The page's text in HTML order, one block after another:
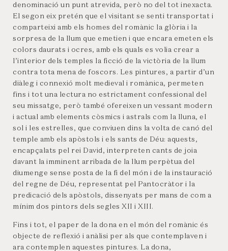
denominació un punt atrevida, però no del tot inexacta.
El segon eix pretén que el visitant se senti transportat i
comparteixi amb els homes del romànic la glòria i la
sorpresa de la llum que emetien i que encara emeten els
colors daurats i ocres, amb els quals es volia crear a
l’interior dels temples la ficció de la victòria de la llum
contra tota mena de foscors. Les pintures, a partir d’un
diàleg i connexió molt medieval i romànica, permeten
fins i tot una lectura no estrictament confessional del
seu missatge, però també ofereixen un vessant modern
i actual amb elements còsmics i astrals com la lluna, el
sol i les estrelles, que conviuen dins la volta de canó del
temple amb els apòstols i els sants de Déu: aquests,
encapçalats pel rei David, interpreten cants de joia
davant la imminent arribada de la llum perpètua del
diumenge sense posta de la fi del món i de la instauració
del regne de Déu, representat pel Pantocràtor i la
predicació dels apòstols, dissenyats per mans de com a
mínim dos pintors dels segles XII i XIII.
Fins i tot, el paper de la dona en el món del romànic és
objecte de reflexió i anàlisi per als que contemplaven i
ara contemplen aquestes pintures. La dona,